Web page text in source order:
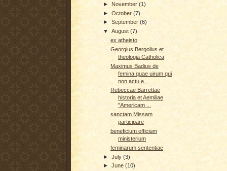
►November(1)
►October(7)
►September(6)
▼August(7)
ex atheisto
Georgius Bergolius et
theologia Catholica
Maximus Badius de
femina quae uirum qui
non actu e...
Rebeccae Barrettae
historia et Aemiliae
"Americam ...
sanctam Missam
participare
beneficium officium
ministerium
feminarum sententiae
►July(3)
►June(10)